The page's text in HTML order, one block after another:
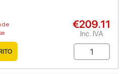
de
€209.11
Inc. IVA